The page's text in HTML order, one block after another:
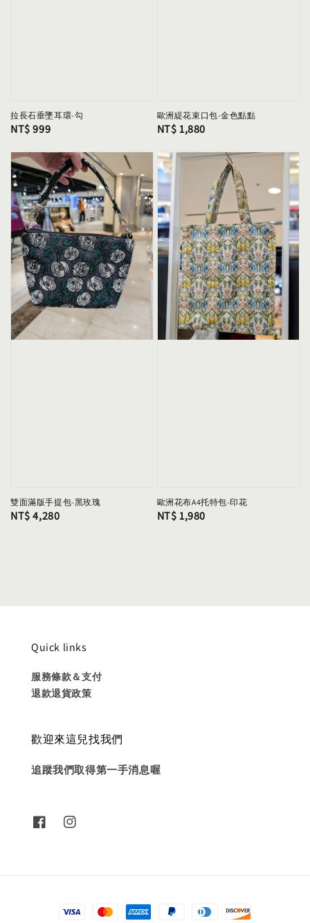
拉長石垂墜耳環-勾
Regular
NT$ 999
歐洲緹花束口包-金色點點
Regular
NT$ 1,880
雙面滿版手提包-黑玫瑰
Regular
NT$ 4,280
歐洲花布A4托特包-印花
Regular
NT$ 1,980
Quick links
服務條款＆支付
退款退貨政策
歡迎來這兒找我們
追蹤我們取得第一手消息喔